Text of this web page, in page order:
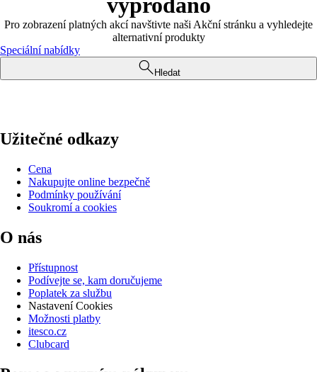
Pro zobrazení platných akcí navštivte naši Akční stránku a vyhledejte
alternativní produkty
Speciální nabídky
Hledat
Užitečné odkazy
Cena
Nakupujte online bezpečně
Podmínky používání
Soukromí a cookies
O nás
Přístupnost
Podívejte se, kam doručujeme
Poplatek za službu
Nastavení Cookies
Možnosti platby
itesco.cz
Clubcard